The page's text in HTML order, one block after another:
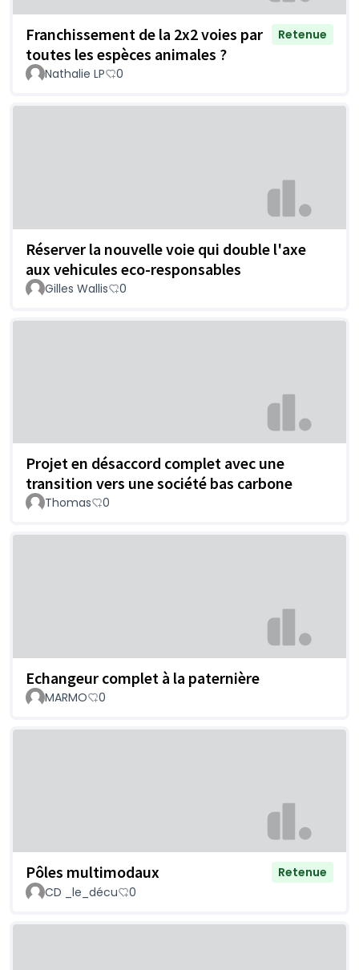
Franchissement de la 2x2 voies par
toutes les espèces animales ?
Retenue
Nathalie LP 0
Réserver la nouvelle voie qui double l'axe
aux vehicules eco-responsables
Gilles Wallis 0
Projet en désaccord complet avec une
transition vers une société bas carbone
Thomas 0
Echangeur complet à la paternière
MARMO 0
Pôles multimodaux
Retenue
CD _le_décu
0